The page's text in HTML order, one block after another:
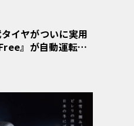
イヤがついに実用
』が自動運転モ
装